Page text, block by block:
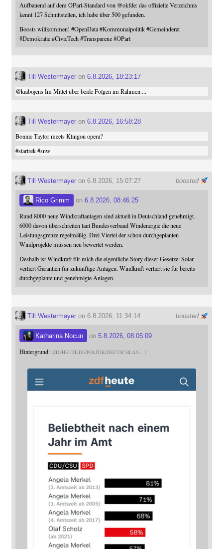
Aufbauend auf dem OParl-Standard von @okfde: das offizielle Verzeichnis
kennt 127 Schnittstellen, ich habe über 500 gefunden.
Boosts willkommen! #OpenData #Kommunalpolitik #Gemeinderat
#Demokratie #CivicTech #Transparenz #OParl
Till Westermayeron 6.8.2026, 18:23:17
@kaibojensIm Mittel über beide Folgen im Rahmen ...
Till Westermayeron 6.8.2026, 16:58:28
Bonnie Taylor meets Klingon opera?
#startrek #snw
boosted
Till Westermayeron 6.8.2026, 15:07:27
Rico Grimm on 6.8.2026, 08:46:25
Rund 8000 neue Windkraftanlagen sind aktuell in Deutschland genehmigt.
6000 davon überschreiten laut Bundesverband Windenergie die neue
Leistungsgrenze regelmäßig. Drei Viertel der schon durchgeplanten
Windprojekte müssen neu bewertet werden.
Deshalb ist Windkraft für mich die eigentliche Story dieser Gesetze: Solar
verliert Garantien für zukünftige Anlagen. Windkraft verliert sie für bereits
durchgeplante und genehmigte Anlagen.
boosted
Till Westermayeron 6.8.2026, 11:34:14
Katharina Nocun on 5.8.2026, 08:05:09
Hintergrund: ZDFHEUTE.DE/POLITIK/DEUTSCHLAN